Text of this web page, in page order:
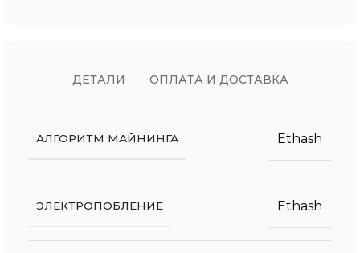
ДЕТАЛИ ОПЛАТА И ДОСТАВКА
АЛГОРИТМ МАЙНИНГА Ethash
ЭЛЕКТРОПОБЛЕНИЕ Ethash